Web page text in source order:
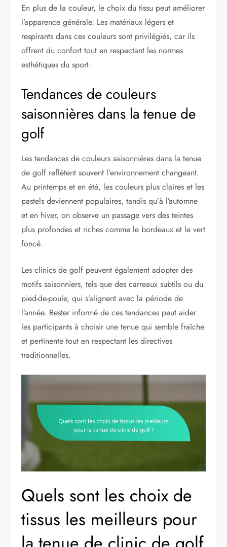
En plus de la couleur, le choix du tissu peut améliorer
l’apparence générale. Les matériaux légers et
respirants dans ces couleurs sont privilégiés, car ils
offrent du confort tout en respectant les normes
esthétiques du sport.
Tendances de couleurs
saisonnières dans la tenue de
golf
Les tendances de couleurs saisonnières dans la tenue
de golf reflètent souvent l’environnement changeant.
Au printemps et en été, les couleurs plus claires et les
pastels deviennent populaires, tandis qu’à l’automne
et en hiver, on observe un passage vers des teintes
plus profondes et riches comme le bordeaux et le vert
foncé.
Les clinics de golf peuvent également adopter des
motifs saisonniers, tels que des carreaux subtils ou du
pied-de-poule, qui s’alignent avec la période de
l’année. Rester informé de ces tendances peut aider
les participants à choisir une tenue qui semble fraîche
et pertinente tout en respectant les directives
traditionnelles.
Quels sont les choix de
tissus les meilleurs pour